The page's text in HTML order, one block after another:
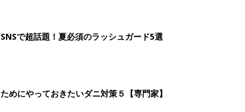
で超話題！夏必須のラッシュガード5選
めにやっておきたいダニ対策５【専門家】